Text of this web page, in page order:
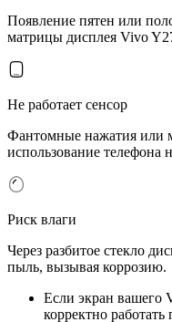
Появление пятен или
матрицы дисплея Vivo
Не работает сенсор
Фантомные нажатия или
использование телефона
Риск влаги
Через разбитое стекло
пыль, вызывая коррозию.
Если экран вашего
корректно